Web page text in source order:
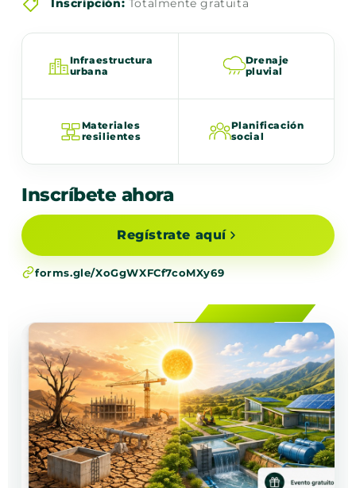
Infraestructura
urbana
Drenaje
pluvial
Materiales
resilientes
Planificación
social
Inscríbete ahora
Regístrate aquí
forms.gle/XoGgWXFCf7coMXy69